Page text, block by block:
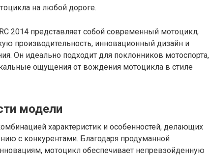
на любой дороге.
2014 представляет собой современный мотоцикл,
производительность, инновационный дизайн и
Он идеально подходит для поклонников мотоспорта,
ощущения от вождения мотоцикла в стиле
модели
характеристик и особенностей, делающих
с конкурентами. Благодаря продуманной
мотоцикл обеспечивает непревзойденную